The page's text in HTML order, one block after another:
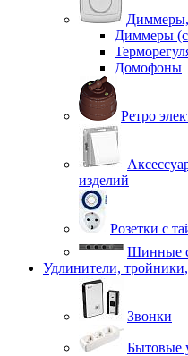
Диммеры,
Диммеры
Домофоны
Ретро
изделий
Розетки с
Шинные
Удлинители,
Звонки
Бытовые